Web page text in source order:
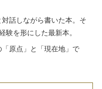
話しながら書いた本。そ
験を形にした最新本。
原点」と「現在地」で